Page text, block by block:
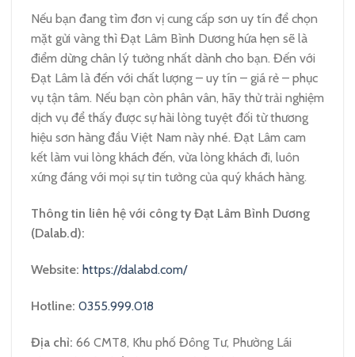
Nếu bạn đang tìm đơn vị cung cấp sơn uy tín để chọn
mặt gửi vàng thì Đạt Lâm Bình Dương hứa hẹn sẽ là
điểm dừng chân lý tưởng nhất dành cho bạn. Đến với
Đạt Lâm là đến với chất lượng – uy tín – giá rẻ – phục
vụ tận tâm. Nếu bạn còn phân vân, hãy thử trải nghiệm
dịch vụ để thấy được sự hài lòng tuyệt đối từ thương
hiệu sơn hàng đầu Việt Nam này nhé. Đạt Lâm cam
kết làm vui lòng khách đến, vừa lòng khách đi, luôn
xứng đáng với mọi sự tin tưởng của quý khách hàng.
Thông tin liên hệ với công ty Đạt Lâm Bình Dương
(Dalab.d):
Website: https://dalabd.com/
Hotline: 0355.999.018
Địa chỉ: 66 CMT8, Khu phố Đông Tư, Phường Lái